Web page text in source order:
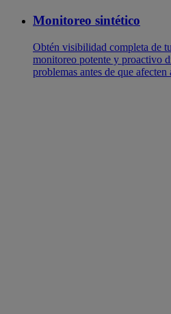
Monitoreo sintético
Obtén visibilidad completa de
monitoreo potente y proactivo
problemas antes de que afecten